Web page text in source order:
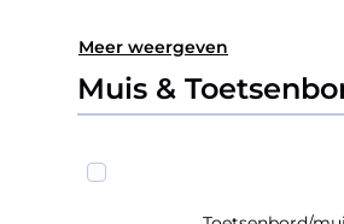
Meer weergeven
Muis &